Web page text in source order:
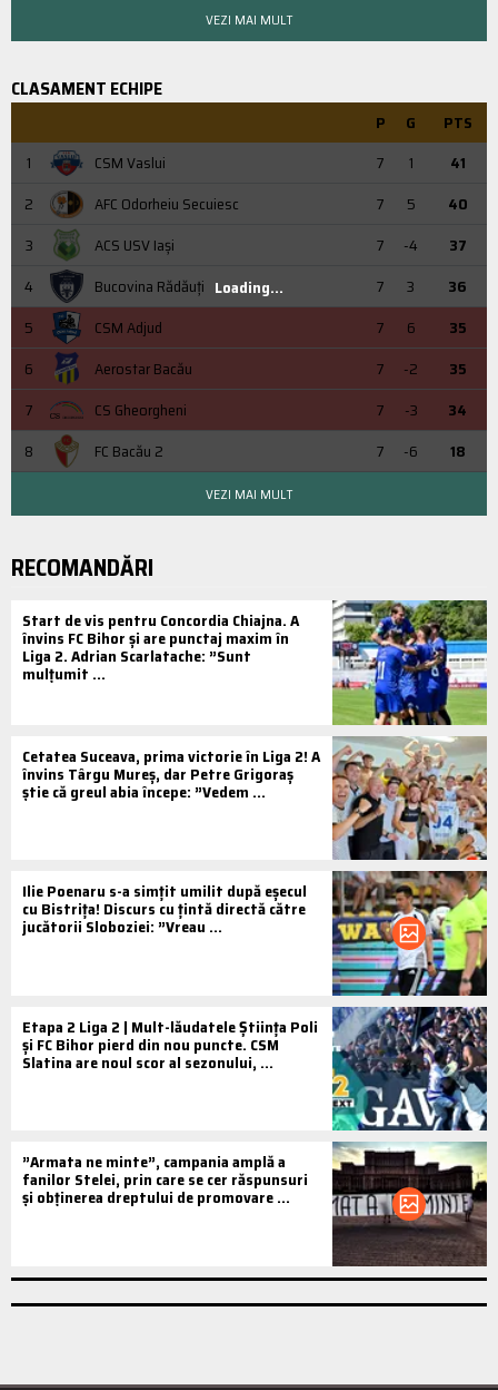
VEZI MAI MULT
CLASAMENT ECHIPE
P G
PTS
1
CSM Vaslui 7 1
41
2
AFC Odorheiu Secuiesc 7 5
40
3
ACS USV Iaşi 7 -4
37
4
Bucovina Rădăuți 7 3
36
5
CSM Adjud 7 6
35
6
Aerostar Bacău 7 -2
35
7
CS Gheorgheni 7 -3
34
8
FC Bacău 2 7 -6 18
Loading...
VEZI MAI MULT
RECOMANDĂRI
Start de vis pentru Concordia Chiajna. A
învins FC Bihor și are punctaj maxim în
Liga 2. Adrian Scarlatache: ”Sunt
mulțumit ...
Cetatea Suceava, prima victorie în Liga 2! A
învins Târgu Mureș, dar Petre Grigoraș
știe că greul abia începe: ”Vedem ...
Ilie Poenaru s-a simțit umilit după eșecul
cu Bistrița! Discurs cu țintă directă către
jucătorii Sloboziei: ”Vreau ...
Etapa 2 Liga 2 | Mult-lăudatele Știința Poli
și FC Bihor pierd din nou puncte. CSM
Slatina are noul scor al sezonului, ...
”Armata ne minte”, campania amplă a
fanilor Stelei, prin care se cer răspunsuri
și obținerea dreptului de promovare ...